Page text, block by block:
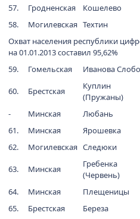
57.
Гродненская Кошелево
58.
Могилевская Техтин
Охват населения республики
на 01.01.2013 составил 95,62%
59.
Гомельская Иванова
60. Брестская
Куплин
(Пружаны)
- Минская Любань
61.
Минская Ярошевка
62.
Могилевская Следюки
63. Минская
Гребенка
(Червень)
64. Минская Плещеницы
65.
Брестская Береза